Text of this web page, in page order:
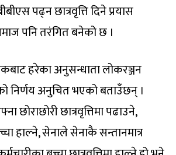
पढ्न छात्रवृत्ति दिने प्रयास
पनि तरंगित बनेको छ ।
हरेका अनुसन्धाता लोकरञ्जन
निर्णय अनुचित भएको बताउँछन् ।
छोराछोरी छात्रवृत्तिमा पढाउने,
हाल्ने, सेनाले सेनाकै सन्तानमात्र